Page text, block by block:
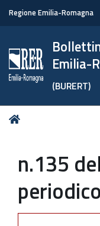
Regione Emilia-Romagna
Emilia-
(BURERT)
Tu
n.135